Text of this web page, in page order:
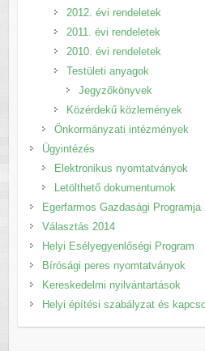
2012. évi rendeletek
2011. évi rendeletek
2010. évi rendeletek
Testületi anyagok
Jegyzőkönyvek
Közérdekű közlemények
Önkormányzati intézmények
Ügyintézés
Elektronikus nyomtatványok
Letölthető dokumentumok
Egerfarmos Gazdasági Programja
Választás 2014
Helyi Esélyegyenlőségi Program
Bírósági peres nyomtatványok
Kereskedelmi nyilvántartások
Helyi építési szabályzat és